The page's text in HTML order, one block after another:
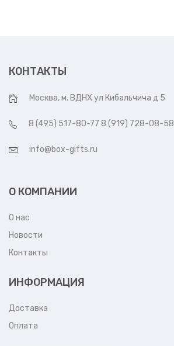
КОНТАКТЫ
Москва, м. ВДНХ ул Кибальчича д 5
8 (495) 517-80-77 8 (919) 728-08-58
info@box-gifts.ru
О КОМПАНИИ
О нас
Новости
Контакты
ИНФОРМАЦИЯ
Доставка
Оплата